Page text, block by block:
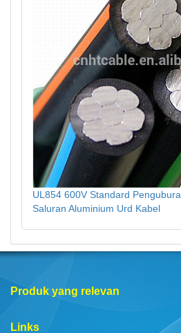
UL854 600V Standard
Saluran Aluminium Urd Kabel
Produk yang relevan
Links